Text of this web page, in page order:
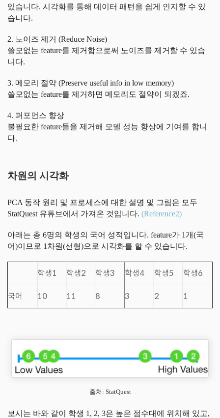
있습니다. 시각화를 통해 데이터 패턴을 쉽게 인지할 수 있
습니다.
2. 노이즈 제거 (Reduce Noise)
쓸모없는 feature를 제거함으로써 노이즈를 제거할 수 있습
니다.
3. 메모리 절약 (Preserve useful info in low memory)
쓸모없는 feature를 제거하면 메모리도 절약이 되겠죠.
4. 퍼포먼스 향상
불필요한 feature들을 제거해 모델 성능 향상에 기여를 합니
다.
차원의 시각화
PCA 동작 원리 및 프로세스에 대한 설명 및 그림은 모두
StatQuest 유튜브에서 가져온 것입니다. (Reference2)
아래는 총 6명의 학생의 국어 성적입니다. feature가 1개(국
어)이므로 1차원(선형)으로 시각화를 할 수 있습니다.
학생1 학생2 학생3 학생4 학생5 학생6
국어 10 11 8 3 2 1
출처: StatQuest
보시는 바와 같이 학생 1, 2, 3은 높은 점수대에 위치해 있고,